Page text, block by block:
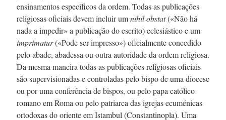
ensinamentos específicos da ordem. Todas as publicações
religiosas oficiais devem incluir umnihil obstat(«Não há
nada a impedir» a publicação do escrito) eclesiástico e um
imprimatur(«Pode ser impresso») oficialmente concedido
pelo abade, abadessa ou outra autoridade da ordem religiosa.
Da mesma maneira todas as publicações religiosas oficiais
são supervisionadas e controladas pelo bispo de uma diocese
ou por uma conferência de bispos, ou pelo papa católico
romano em Roma ou pelo patriarca das igrejas ecuménicas
ortodoxas do oriente em Istambul (Constantinopla). Uma